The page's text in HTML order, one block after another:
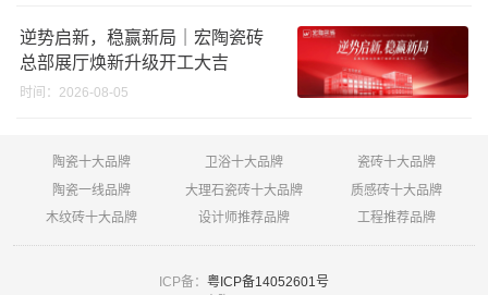
逆势启新，稳赢新局｜宏陶瓷砖
总部展厅焕新升级开工大吉
时间：2026-08-05
陶瓷十大品牌 卫浴十大品牌
瓷砖十大品牌
陶瓷一线品牌
大理石瓷砖十大品牌
质感砖十大品牌
木纹砖十大品牌
设计师推荐品牌 工程推荐品牌
ICP备： 粤ICP备14052601号